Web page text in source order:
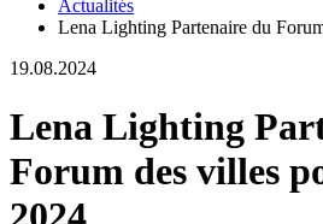
Actualités
Lena Lighting Partenaire du
19.08.2024
Lena Lighting
Forum des villes